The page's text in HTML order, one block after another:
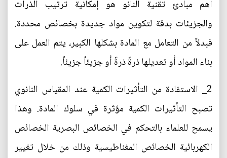
أهم مبادئ تقنية النانو هو إمكانية ترتيب الذرات
والجزيئات بدقة لتكوين مواد جديدة بخصائص محددة.
فبدلاً من التعامل مع المادة بشكلها الكبير، يتم العمل على
بناء المواد أو تعديلها ذرةً ذرةً أو جزيئاً جزيئاً.
2_ الاستفادة من التأثيرات الكمية عند المقياس النانوي
تصبح التأثيرات الكمية مؤثرة في سلوك المادة. وهذا
يسمح للعلماء بالتحكم في الخصائص البصرية الخصائص
الكهربائية الخصائص المغناطيسية وذلك من خلال تغيير